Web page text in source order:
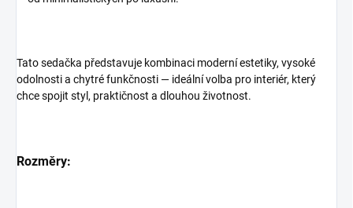
Tato sedačka představuje kombinaci moderní estetiky, vysoké
odolnosti a chytré funkčnosti — ideální volba pro interiér, který
chce spojit styl, praktičnost a dlouhou životnost.
Rozměry: